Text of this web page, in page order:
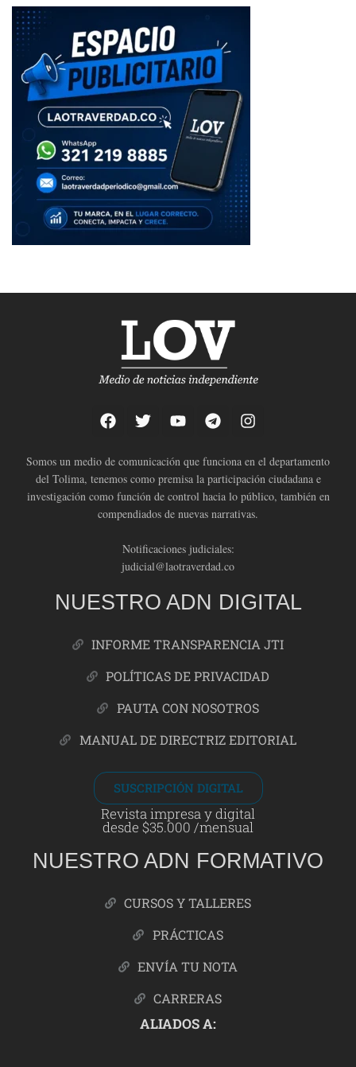
Somos un medio de comunicación que funciona en el departamento
del Tolima, tenemos como premisa la participación ciudadana e
investigación como función de control hacia lo público, también en
compendiados de nuevas narrativas.
Notificaciones judiciales:
judicial@laotraverdad.co
NUESTRO ADN DIGITAL
INFORME TRANSPARENCIA JTI
POLÍTICAS DE PRIVACIDAD
PAUTA CON NOSOTROS
MANUAL DE DIRECTRIZ EDITORIAL
SUSCRIPCIÓN DIGITAL
Revista impresa y digital
desde $35.000 /mensual
NUESTRO ADN FORMATIVO
CURSOS Y TALLERES
PRÁCTICAS
ENVÍA TU NOTA
CARRERAS
ALIADOS A: